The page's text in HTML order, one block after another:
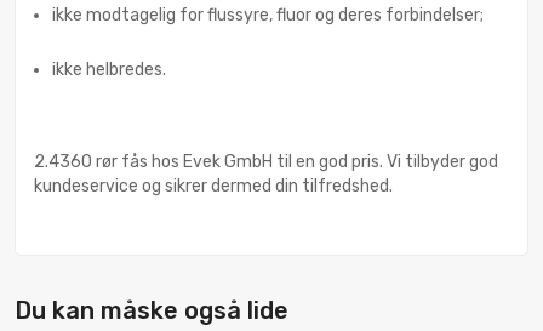
ikke modtagelig for flussyre, fluor og deres forbindelser;
ikke helbredes.
2.4360 rør fås hos Evek GmbH til en god pris. Vi tilbyder god
kundeservice og sikrer dermed din tilfredshed.
Du kan måske også lide